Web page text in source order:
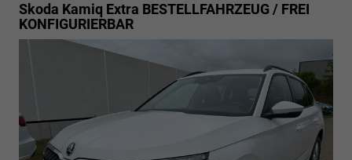
Skoda Kamiq Extra BESTELLFAHRZEUG / FREI
KONFIGURIERBAR